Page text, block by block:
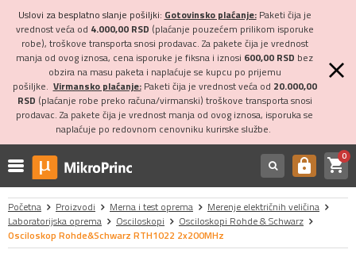
Uslovi za besplatno slanje pošiljki: Gotovinsko plaćanje:Paketi čija je
vrednost veća od 4.000,00 RSD (plaćanje pouzećem prilikom isporuke
robe), troškove transporta snosi prodavac. Za pakete čija je vrednost
manja od ovog iznosa, cena isporuke je fiksna i iznosi 600,00 RSD bez
obzira na masu paketa i naplaćuje se kupcu po prijemu
pošiljke. Virmansko plaćanje:Paketi čija je vrednost veća od 20.000,00
RSD (plaćanje robe preko računa/virmanski) troškove transporta snosi
prodavac. Za pakete čija je vrednost manja od ovog iznosa, isporuka se
naplaćuje po redovnom cenovniku kurirske službe.
https shopping_cart0
Početna Proizvodi Merna i test oprema
Merenje električnih veličina
Laboratorijska oprema
Osciloskopi
Osciloskopi Rohde & Schwarz
Osciloskop Rohde&Schwarz RTH1022 2x200MHz